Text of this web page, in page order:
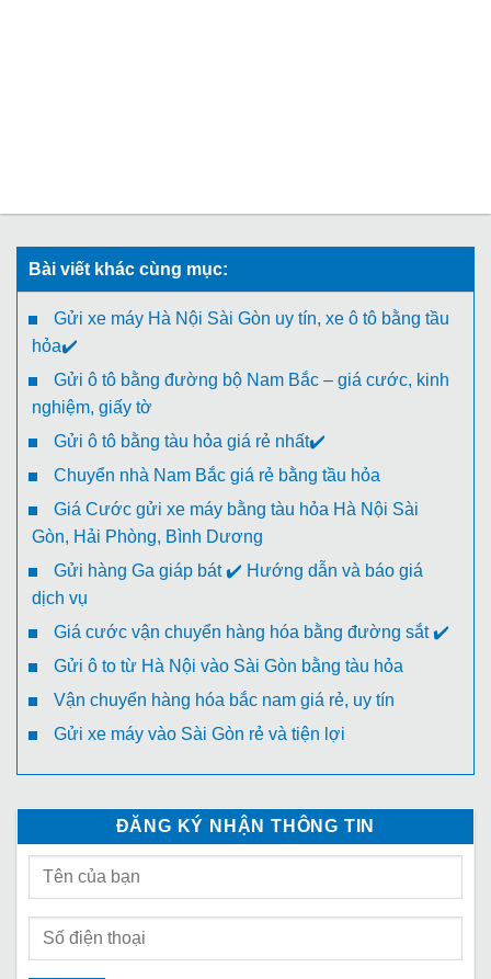
Bài viết khác cùng mục:
Gửi xe máy Hà Nội Sài Gòn uy tín, xe ô tô bằng tầu
hỏa✔️
Gửi ô tô bằng đường bộ Nam Bắc – giá cước, kinh
nghiệm, giấy tờ
Gửi ô tô bằng tàu hỏa giá rẻ nhất✔️
Chuyển nhà Nam Bắc giá rẻ bằng tầu hỏa
Giá Cước gửi xe máy bằng tàu hỏa Hà Nội Sài
Gòn, Hải Phòng, Bình Dương
Gửi hàng Ga giáp bát ✔️ Hướng dẫn và báo giá
dịch vụ
Giá cước vận chuyển hàng hóa bằng đường sắt ✔️
Gửi ô to từ Hà Nội vào Sài Gòn bằng tàu hỏa
Vận chuyển hàng hóa bắc nam giá rẻ, uy tín
Gửi xe máy vào Sài Gòn rẻ và tiện lợi
ĐĂNG KÝ NHẬN THÔNG TIN